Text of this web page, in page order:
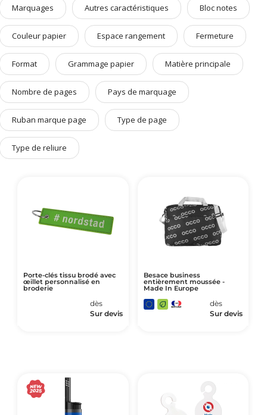
Art de Vivre à la Française
Plantes et Graines
Bien être & Sécurité
Sports, loisirs & jouets
Accessoires Auto & Vélo
PLV & Mobiliers Pub
Packaging sur-mesure
Temps Forts de l'Année
Marquages Autres caractéristiques Bloc notes
Couleur papier Espace rangement Fermeture
Format Grammage papier Matière principale
Nombre de pages Pays de marquage
Ruban marque page Type de page
Type de reliure
Porte-clés tissu brodé avec
œillet personnalisé en
broderie
dès
Sur devis
Besace business
entièrement moussée -
Made In Europe
dès
Sur devis